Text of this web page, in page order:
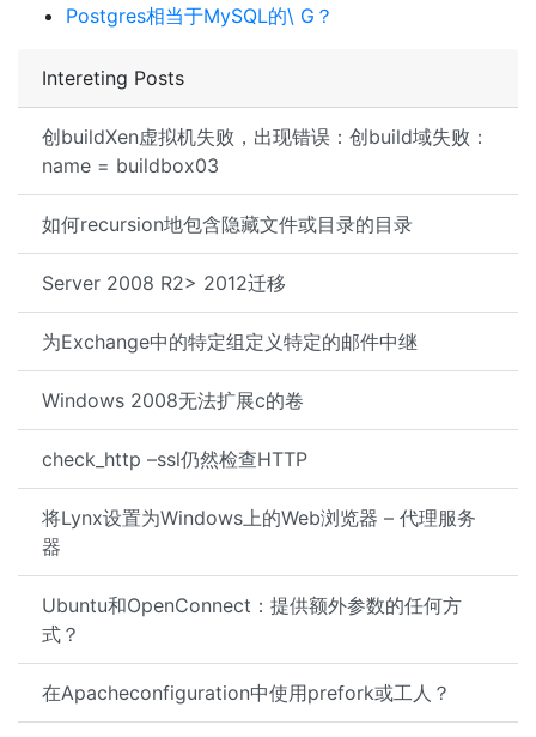
Intereting Posts
创buildXen虚拟机失败，出现错误：创build域失败：
name = buildbox03
如何recursion地包含隐藏文件或目录的目录
Server 2008 R2> 2012迁移
为Exchange中的特定组定义特定的邮件中继
Windows 2008无法扩展c的卷
check_http –ssl仍然检查HTTP
将Lynx设置为Windows上的Web浏览器 – 代理服务
器
Ubuntu和OpenConnect：提供额外参数的任何方
式？
在Apacheconfiguration中使用prefork或工人？
Postgres相当于MySQL的\ G？